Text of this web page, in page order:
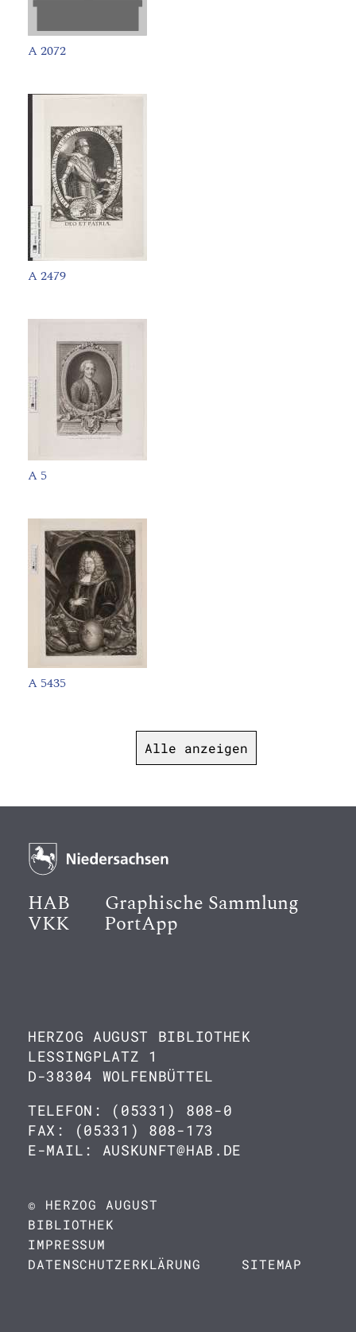
A 2072
A 2479
A 5
A 5435
Alle anzeigen
HAB Graphische Sammlung
VKK PortApp
HERZOG AUGUST BIBLIOTHEK
LESSINGPLATZ 1
D-38304 WOLFENBÜTTEL
TELEFON: (05331) 808-0
FAX: (05331) 808-173
E-MAIL: AUSKUNFT@HAB.DE
© HERZOG AUGUST
BIBLIOTHEK
IMPRESSUM
DATENSCHUTZERKLÄRUNG
SITEMAP